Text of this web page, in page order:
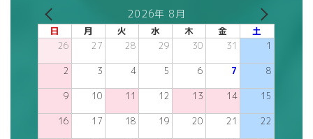
2026年 8月
日 月 火 水 木 金 土
26 27 28 29 30 31 1
2 3 4 5 6 7 8
9 10 11 12 13 14 15
16 17 18 19 20 21 22